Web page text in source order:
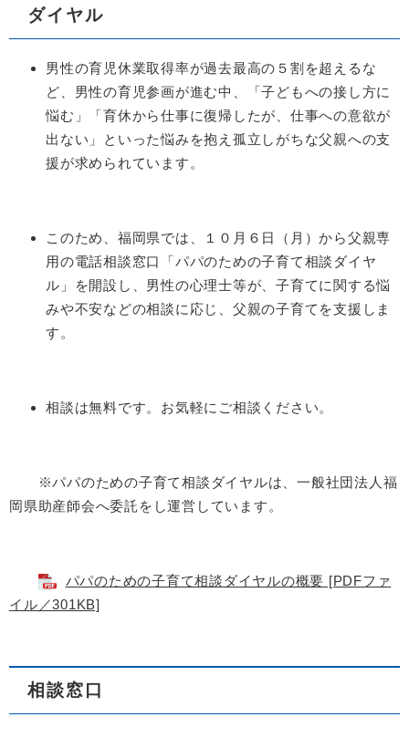
ダイヤル
​男性の育児休業取得率が過去最高の５割を超えるな
ど、男性の育児参画が進む中、「子どもへの接し方に
悩む」「育休から仕事に復帰したが、仕事への意欲が
出ない」といった悩みを抱え孤立しがちな父親への支
援が求められています。
このため、福岡県では、１０月６日（月）から父親専
用の電話相談窓口「パパのための子育て相談ダイヤ
ル」を開設し、男性の心理士等が、子育てに関する悩
みや不安などの相談に応じ、父親の子育てを支援しま
す。
相談は無料です。お気軽にご相談ください。
※パパのための子育て相談ダイヤルは、一般社団法人福
岡県助産師会へ委託をし運営しています。
パパのための子育て相談ダイヤルの概要 [PDFファ
イル／301KB]
相談窓口